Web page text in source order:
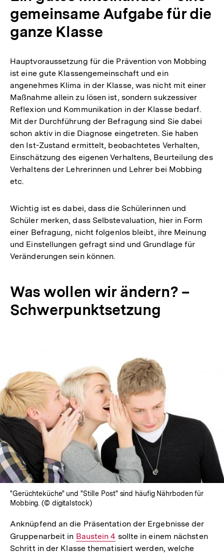
gemeinsame Aufgabe für die
ganze Klasse
Hauptvoraussetzung für die Prävention von Mobbing
ist eine gute Klassengemeinschaft und ein
angenehmes Klima in der Klasse, was nicht mit einer
Maßnahme allein zu lösen ist, sondern sukzessiver
Reflexion und Kommunikation in der Klasse bedarf.
Mit der Durchführung der Befragung sind Sie dabei
schon aktiv in die Diagnose eingetreten. Sie haben
den Ist-Zustand ermittelt, beobachtetes Verhalten,
Einschätzung des eigenen Verhaltens, Beurteilung des
Verhaltens der Lehrerinnen und Lehrer bei Mobbing
etc.
Wichtig ist es dabei, dass die Schülerinnen und
Schüler merken, dass Selbstevaluation, hier in Form
einer Befragung, nicht folgenlos bleibt, ihre Meinung
und Einstellungen gefragt sind und Grundlage für
Veränderungen sein können.
Was wollen wir ändern? –
Schwerpunktsetzung
In
Lightbox
öffnen
"Gerüchteküche" und "Stille Post" sind häufig Nährboden für
Mobbing. (© digitalstock)
Anknüpfend an die Präsentation der Ergebnisse der
Gruppenarbeit in Interner
Link:
Baustein 4 sollte in einem nächsten
Schritt in der Klasse thematisiert werden, welche